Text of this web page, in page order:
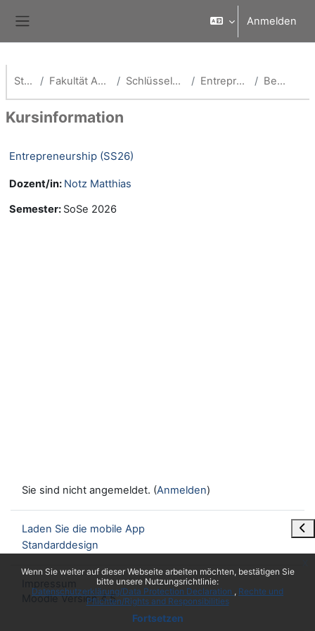
Wenn Sie weiter auf dieser Webseite arbeiten möchten, bestätigen Sie
bitte unsere Nutzungsrichtlinie:
Datenschutzerklärung/Data Protection Declaration
Rechte und
Pflichten/Rights and Responsibilities
Fortsetzen
Anmelden
Startseite Fakultät Angewandte Informatik Schlüsselqualifikationen Fak AI Entrepreneurship (AIN-B) Beschreibung
Kursinformation
Entrepreneurship (SS26)
Dozent/in: Notz Matthias
Semester: SoSe 2026
Sie sind nicht angemeldet. (Anmelden)
Laden Sie die mobile App
Standarddesign
Moodle Version 4.5